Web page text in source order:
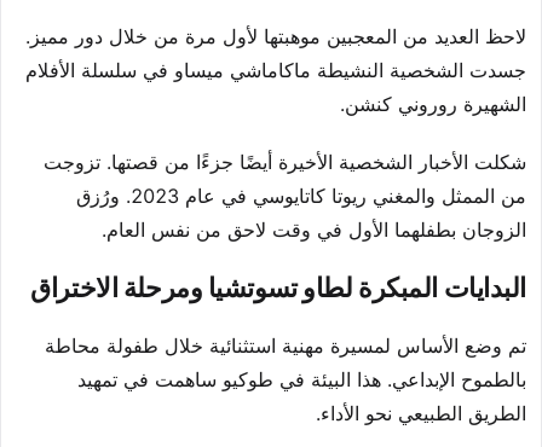
لاحظ العديد من المعجبين موهبتها لأول مرة من خلال دور مميز.
جسدت الشخصية النشيطة ماكاماشي ميساو في سلسلة الأفلام
الشهيرة روروني كنشن.
شكلت الأخبار الشخصية الأخيرة أيضًا جزءًا من قصتها. تزوجت
من الممثل والمغني ريوتا كاتايوسي في عام 2023. ورُزق
الزوجان بطفلهما الأول في وقت لاحق من نفس العام.
البدايات المبكرة لطاو تسوتشيا ومرحلة الاختراق
تم وضع الأساس لمسيرة مهنية استثنائية خلال طفولة محاطة
بالطموح الإبداعي. هذا البيئة في طوكيو ساهمت في تمهيد
الطريق الطبيعي نحو الأداء.